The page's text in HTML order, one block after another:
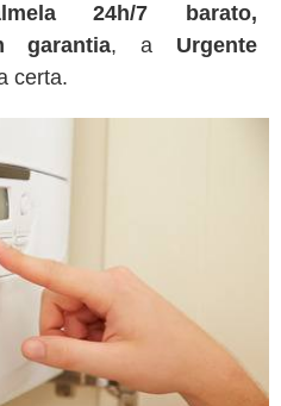
24h/7 barato,
garantia, a Urgente
certa.